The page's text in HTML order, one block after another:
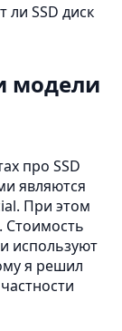
ли SSD диск
модели
про SSD
являются
При этом
используют
я решил